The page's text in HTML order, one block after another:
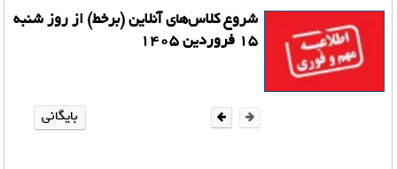
شروع کلاس‌های آنلاین (برخط) از روز شنبه
۱۵ فروردین ۱۴۰۵
بایگانی